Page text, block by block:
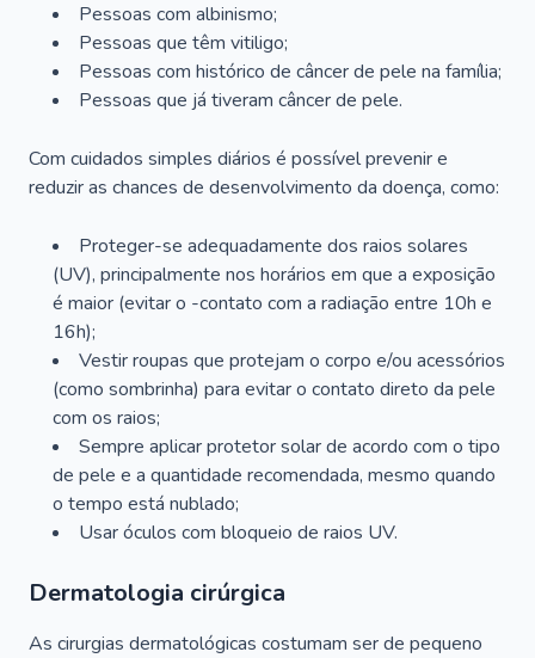
Pessoas com albinismo;
Pessoas que têm vitiligo;
Pessoas com histórico de câncer de pele na família;
Pessoas que já tiveram câncer de pele.
Com cuidados simples diários é possível prevenir e
reduzir as chances de desenvolvimento da doença, como:
Proteger-se adequadamente dos raios solares
(UV), principalmente nos horários em que a exposição
é maior (evitar o -contato com a radiação entre 10h e
16h);
Vestir roupas que protejam o corpo e/ou acessórios
(como sombrinha) para evitar o contato direto da pele
com os raios;
Sempre aplicar protetor solar de acordo com o tipo
de pele e a quantidade recomendada, mesmo quando
o tempo está nublado;
Usar óculos com bloqueio de raios UV.
Dermatologia cirúrgica
As cirurgias dermatológicas costumam ser de pequeno